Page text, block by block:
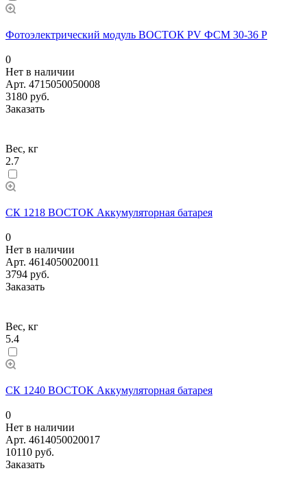
Фотоэлектрический модуль ВОСТОК PV ФСМ 30-36 P
0
Нет в наличии
Арт. 4715050050008
3180 руб.
Заказать
Вес, кг
2.7
СК 1218 ВОСТОК Аккумуляторная батарея
0
Нет в наличии
Арт. 4614050020011
3794 руб.
Заказать
Вес, кг
5.4
СК 1240 ВОСТОК Аккумуляторная батарея
0
Нет в наличии
Арт. 4614050020017
10110 руб.
Заказать